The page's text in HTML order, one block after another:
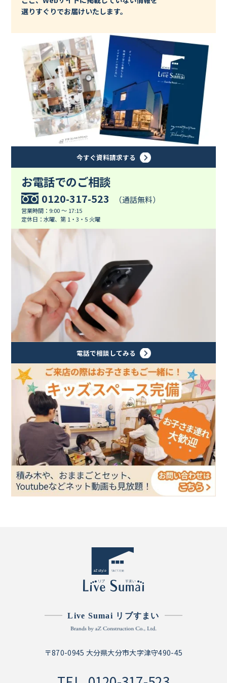
選りすぐりでお届けいたします。
今すぐ資料請求する
お電話でのご相談
0120-317-523 （通話無料）
営業時間：9:00 ～ 17:15
定休日：水曜、第 1・3・5 火曜
電話で相談してみる
Live Sumai リブすまい
〒870-0945 大分県大分市大字津守490-45